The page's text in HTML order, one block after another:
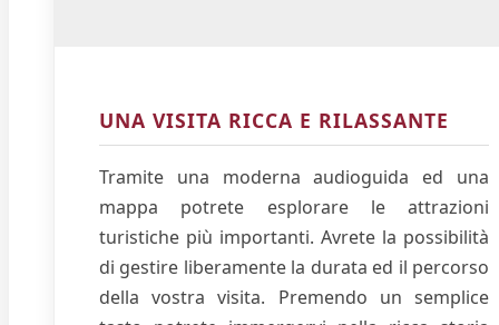
UNA VISITA RICCA E RILASSANTE
Tramite una moderna audioguida ed una
mappa potrete esplorare le attrazioni
turistiche più importanti. Avrete la possibilità
di gestire liberamente la durata ed il percorso
della vostra visita. Premendo un semplice